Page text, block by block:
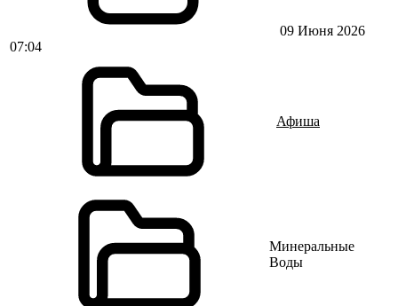
09 Июня 2026
07:04
Афиша
Минеральные
Воды